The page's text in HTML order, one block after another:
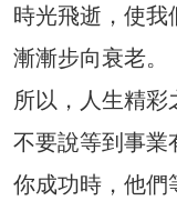
時光飛逝，使我
漸漸步向衰老。
所以，人生精彩
不要說等到事業
你成功時，他們